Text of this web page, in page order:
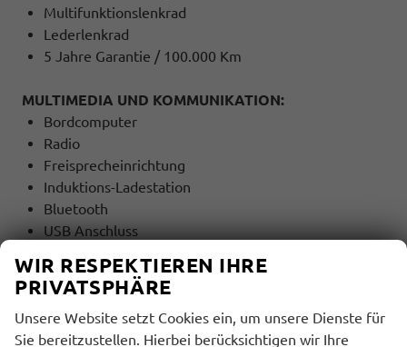
Multifunktionslenkrad
Lederlenkrad
5 Jahre Garantie / 100.000 Km
MULTIMEDIA UND KOMMUNIKATION:
Bordcomputer
Radio
Freisprecheinrichtung
Induktions-Ladestation
Bluetooth
USB Anschluss
SICHERHEIT:
ABS
ESP
WIR RESPEKTIEREN IHRE
PRIVATSPHÄRE
Unsere Website setzt Cookies ein, um unsere Dienste für
Sie bereitzustellen. Hierbei berücksichtigen wir Ihre